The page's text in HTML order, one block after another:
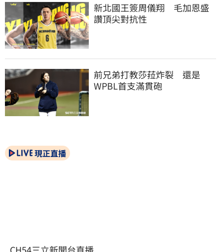
新北國王簽周儀翔　毛加恩盛
讚頂尖對抗性
前兄弟打教莎菈炸裂　還是
WPBL首支滿貫砲
現正直播